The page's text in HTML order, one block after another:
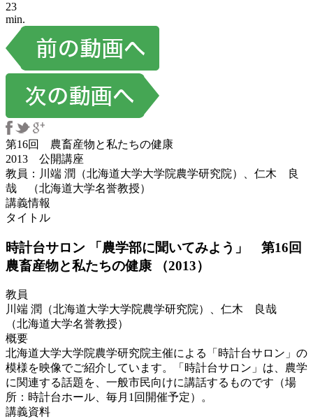
23
min.
第16回 農畜産物と私たちの健康
2013 公開講座
教員：川端 潤（北海道大学大学院農学研究院）、仁木 良
哉 （北海道大学名誉教授）
講義情報
タイトル
時計台サロン 「農学部に聞いてみよう」 第16回
農畜産物と私たちの健康 （2013）
教員
川端 潤（北海道大学大学院農学研究院）、仁木 良哉
（北海道大学名誉教授）
概要
北海道大学大学院農学研究院主催による「時計台サロン」の
模様を映像でご紹介しています。「時計台サロン」は、農学
に関連する話題を、一般市民向けに講話するものです（場
所：時計台ホール、毎月1回開催予定）。
講義資料